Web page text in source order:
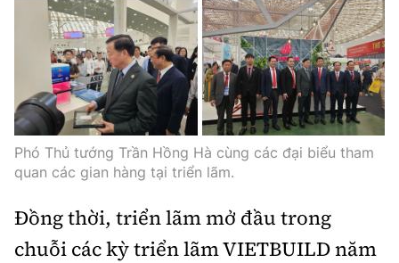
Phó Thủ tướng Trần Hồng Hà cùng các đại biểu tham
quan các gian hàng tại triển lãm.
Đồng thời, triển lãm mở đầu trong
chuỗi các kỳ triển lãm VIETBUILD năm